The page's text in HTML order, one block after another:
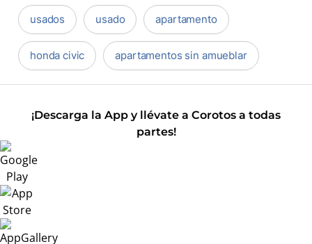
usados usado apartamento
honda civic apartamentos sin amueblar
¡Descarga la App y llévate a Corotos a todas
partes!